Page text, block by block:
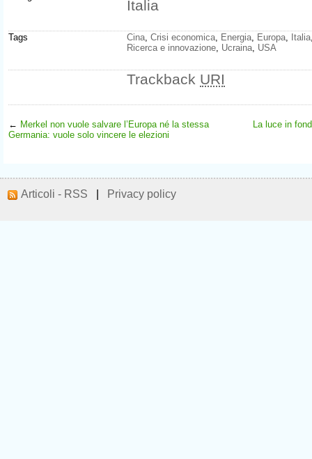
Italia
Tags Cina Crisi economica Energia Europa Italia
Ricerca e innovazione Ucraina USA
Trackback URI
← Merkel non vuole salvare l’Europa né la stessa
Germania: vuole solo vincere le elezioni
La luce in
Articoli - RSS Privacy policy